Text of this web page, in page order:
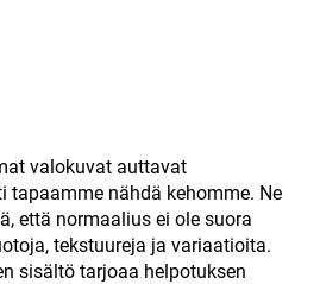
valokuvat auttavat
tapaamme nähdä kehomme. Ne
että normaalius ei ole suora
tekstuureja ja variaatioita.
sisältö tarjoaa helpotuksen